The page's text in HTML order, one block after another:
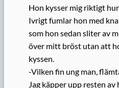
Hon kysser mig riktigt
Ivrigt fumlar hon med
som hon sedan sliter av
över mitt bröst utan att
kyssen.
-Vilken fin ung man,
Jag käpper upp resten